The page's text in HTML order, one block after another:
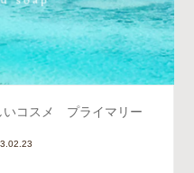
いコスメ プライマリー